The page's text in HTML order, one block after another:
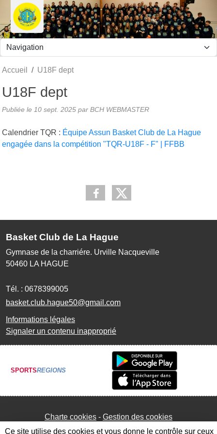
Accueil U18F dept
U18F dept
Publiée le 10 sept. 2025 par BCH WEBMASTER
Calendrier TQR : Équipe Assun Basket Club de La Hague
engagée dans la compétition "TQR-U18F - F" | FFBB
Basket Club de La Hague
Gymnase de la charriére. Urville Nacqueville
50460 LA HAGUE
Tél. : 0678399005
basket.club.hague50@gmail.com
Informations légales
Signaler un contenu inapproprié
SPORTSREGIONS
Charte cookies Gestion des cookies
Panneau de gestion des cookies
Ce site utilise des cookies et vous donne le contrôle sur ceux